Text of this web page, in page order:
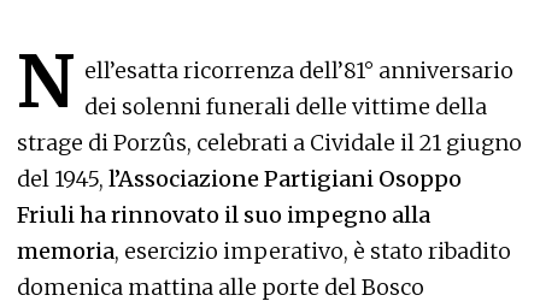
N ell’esatta ricorrenza dell’81° anniversario
dei solenni funerali delle vittime della
strage di Porzûs, celebrati a Cividale il 21 giugno
del 1945, l’Associazione Partigiani Osoppo
Friuli ha rinnovato il suo impegno alla
memoria, esercizio imperativo, è stato ribadito
domenica mattina alle porte del Bosco